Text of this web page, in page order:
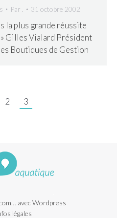
Par 31 octobre 2002
la plus grande réussite
Gilles Vialard Président
Boutiques de Gestion
2 3
… avec Wordpress
légales